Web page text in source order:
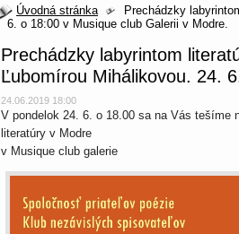
Úvodná stránka
Prechádzky
6. o 18:00 v Musique club Galerii v Modre.
Prechádzky labyrintom
Ľubomírou Mihálikovou. 24.
24.06.2019 18:00
V pondelok 24. 6. o 18.00 sa na Vás tešíme
literatúry v Modre
v Musique club galerie